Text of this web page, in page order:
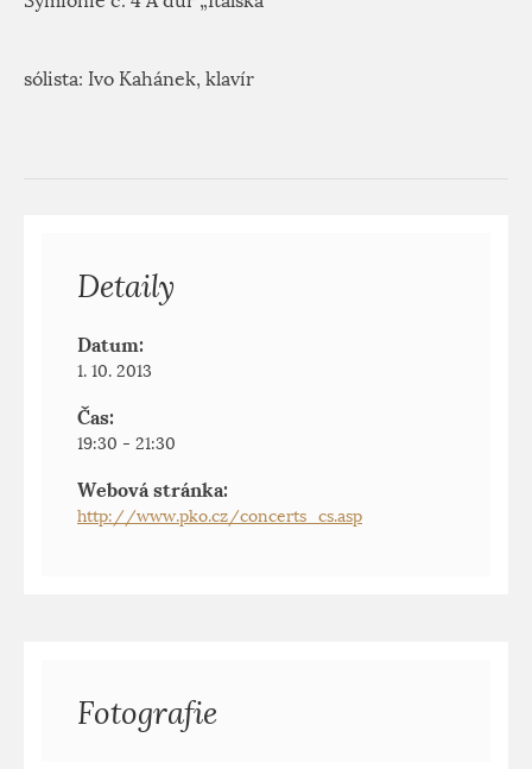
sólista: Ivo Kahánek, klavír
Detaily
Datum:
1. 10. 2013
Čas:
19:30 - 21:30
Webová stránka:
http://www.pko.cz/concerts_cs.asp
Fotografie